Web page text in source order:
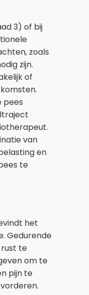
3) of bij
zoals
zijn.
of
pees
van
en
te
het
Gedurende
te
om te
pijn te